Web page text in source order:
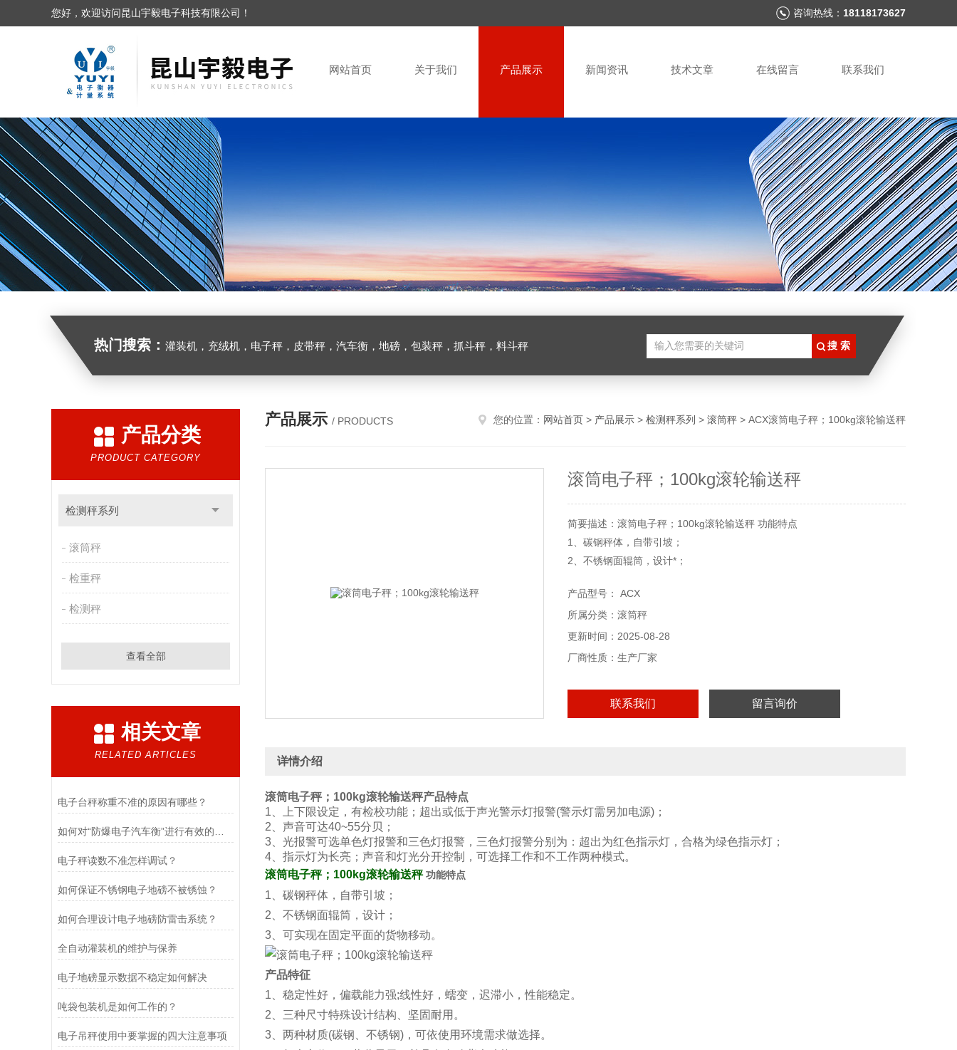
您好，欢迎访问昆山宇毅电子科技有限公司！ 咨询热线： 18118173627
网站首页 关于我们 产品展示 新闻资讯 技术文章 在线留言 联系我们
热门搜索： 灌装机，充绒机，电子秤，皮带秤，汽车衡，地磅，包装秤，抓斗秤，料斗秤
产品分类
PRODUCT CATEGORY
检测秤系列
滚筒秤
检重秤
检测秤
查看全部
相关文章
RELATED ARTICLES
电子台秤称重不准的原因有哪些？
电子秤读数不准怎样调试？
如何保证不锈钢电子地磅不被锈蚀？
如何合理设计电子地磅防雷击系统？
全自动灌装机的维护与保养
电子地磅显示数据不稳定如何解决
吨袋包装机是如何工作的？
电子吊秤使用中要掌握的四大注意事项
产品展示 / PRODUCTS 您的位置： 网站首页 > 产品展示 > 检测秤系列 > 滚筒秤 > ACX滚筒电子秤；100kg滚轮输送秤
滚筒电子秤；100kg滚轮输送秤
简要描述：滚筒电子秤；100kg滚轮输送秤 功能特点
1、碳钢秤体，自带引坡；
2、不锈钢面辊筒，设计*；
产品型号： ACX
所属分类：滚筒秤
更新时间：2025-08-28
厂商性质：生产厂家
联系我们 留言询价
详情介绍
滚筒电子秤；100kg滚轮输送秤产品特点
1、上下限设定，有检校功能；超出或低于声光警示灯报警(警示灯需另加电源)；
2、声音可达40~55分贝；
3、光报警可选单色灯报警和三色灯报警，三色灯报警分别为：超出为红色指示灯，合格为绿色指示灯；
4、指示灯为长亮；声音和灯光分开控制，可选择工作和不工作两种模式。
滚筒电子秤；100kg滚轮输送秤 功能特点
1、碳钢秤体，自带引坡；
2、不锈钢面辊筒，设计；
3、可实现在固定平面的货物移动。
产品特征
1、稳定性好，偏载能力强;线性好，蠕变，迟滞小，性能稳定。
2、三种尺寸特殊设计结构、坚固耐用。
3、两种材质(碳钢、不锈钢)，可依使用环境需求做选择。